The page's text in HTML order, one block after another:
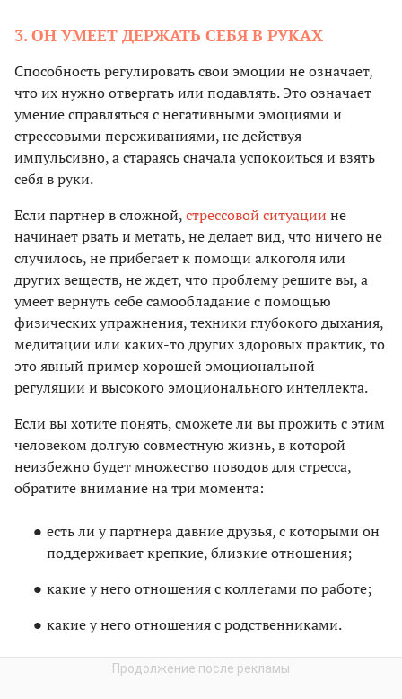
3. ОН УМЕЕТ ДЕРЖАТЬ СЕБЯ В РУКАХ
Способность регулировать свои эмоции не означает,
что их нужно отвергать или подавлять. Это означает
умение справляться с негативными эмоциями и
стрессовыми переживаниями, не действуя
импульсивно, а стараясь сначала успокоиться и взять
себя в руки.
Если партнер в сложной,стрессовой ситуации не
начинает рвать и метать, не делает вид, что ничего не
случилось, не прибегает к помощи алкоголя или
других веществ, не ждет, что проблему решите вы, а
умеет вернуть себе самообладание с помощью
физических упражнения, техники глубокого дыхания,
медитации или каких-то других здоровых практик, то
это явный пример хорошей эмоциональной
регуляции и высокого эмоционального интеллекта.
Если вы хотите понять, сможете ли вы прожить с этим
человеком долгую совместную жизнь, в которой
неизбежно будет множество поводов для стресса,
обратите внимание на три момента:
есть ли у партнера давние друзья, с которыми он
поддерживает крепкие, близкие отношения;
какие у него отношения с коллегами по работе;
какие у него отношения с родственниками.